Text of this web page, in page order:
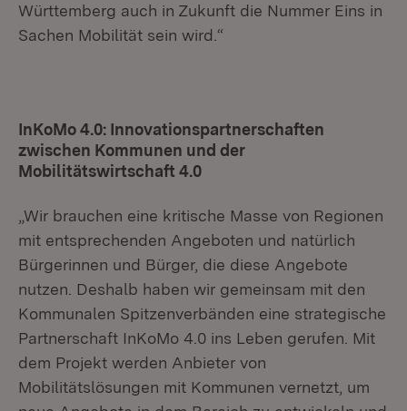
Württemberg auch in Zukunft die Nummer Eins in
Sachen Mobilität sein wird.“
InKoMo 4.0: Innovationspartnerschaften
zwischen Kommunen und der
Mobilitätswirtschaft 4.0
„Wir brauchen eine kritische Masse von Regionen
mit entsprechenden Angeboten und natürlich
Bürgerinnen und Bürger, die diese Angebote
nutzen. Deshalb haben wir gemeinsam mit den
Kommunalen Spitzenverbänden eine strategische
Partnerschaft InKoMo 4.0 ins Leben gerufen. Mit
dem Projekt werden Anbieter von
Mobilitätslösungen mit Kommunen vernetzt, um